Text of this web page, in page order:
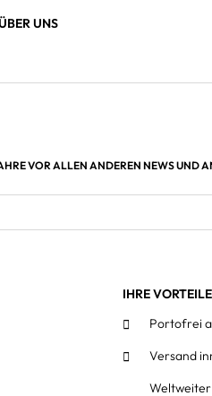
UNS
VOR ALLEN ANDEREN NEWS UND
IHRE VORTEILE
Portofrei
Versand